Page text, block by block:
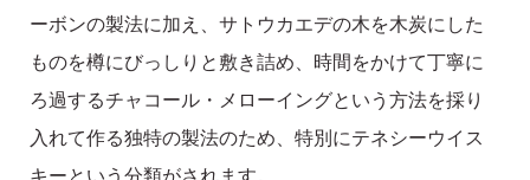
ーボンの製法に加え、サトウカエデの木を木炭にした
ものを樽にびっしりと敷き詰め、時間をかけて丁寧に
ろ過するチャコール・メローイングという方法を採り
入れて作る独特の製法のため、特別にテネシーウイス